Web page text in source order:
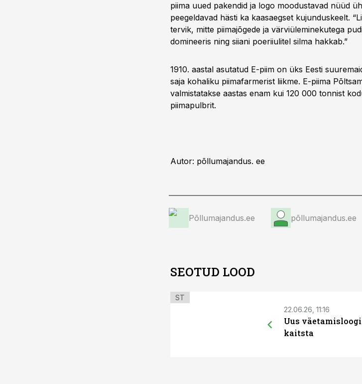
piima uued pakendid ja logo moodustavad nüüd
peegeldavad hästi ka kaasaegset kujunduskeelt.
tervik, mitte piimajõgede ja värviüleminekutega
domineeris ning siiani poeriiulitel silma hakkab.”
1910. aastal asutatud E-piim on üks Eesti
saja kohaliku piimafarmerist liikme. E-piima
valmistatakse aastas enam kui 120 000 tonnist
piimapulbrit.
Autor: põllumajandus. ee
Põllumajandus.ee põllumajandus.ee
SEOTUD LOOD
ST
22.06.26, 11:16
Uus
kaitsta